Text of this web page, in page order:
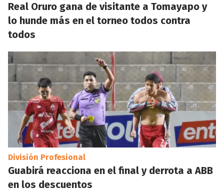
Real Oruro gana de visitante a Tomayapo y
lo hunde más en el torneo todos contra
todos
División Profesional
Guabirá reacciona en el final y derrota a ABB
en los descuentos